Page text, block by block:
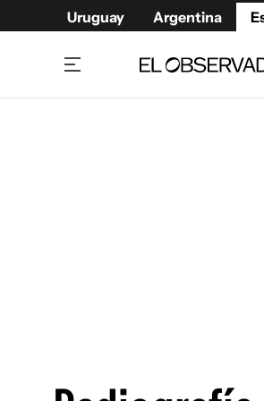
Uruguay Argentina